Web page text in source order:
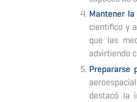
Mantener
científico y
que las
advirtiendo
Prepararse
destacó la